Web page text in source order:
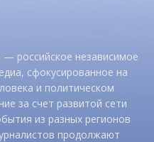
— российское независимое
сфокусированное на
и политическом
за счет развитой сети
из разных регионов
продолжают